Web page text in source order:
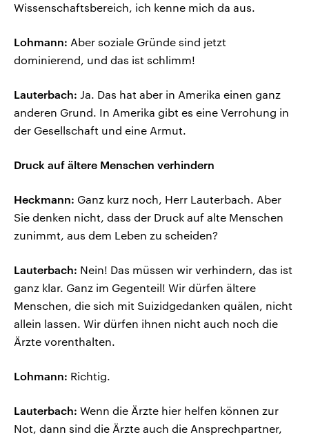
Wissenschaftsbereich, ich kenne mich da aus.
Lohmann: Aber soziale Gründe sind jetzt
dominierend, und das ist schlimm!
Lauterbach: Ja. Das hat aber in Amerika einen ganz
anderen Grund. In Amerika gibt es eine Verrohung in
der Gesellschaft und eine Armut.
Druck auf ältere Menschen verhindern
Heckmann: Ganz kurz noch, Herr Lauterbach. Aber
Sie denken nicht, dass der Druck auf alte Menschen
zunimmt, aus dem Leben zu scheiden?
Lauterbach: Nein! Das müssen wir verhindern, das ist
ganz klar. Ganz im Gegenteil! Wir dürfen ältere
Menschen, die sich mit Suizidgedanken quälen, nicht
allein lassen. Wir dürfen ihnen nicht auch noch die
Ärzte vorenthalten.
Lohmann: Richtig.
Lauterbach: Wenn die Ärzte hier helfen können zur
Not, dann sind die Ärzte auch die Ansprechpartner,